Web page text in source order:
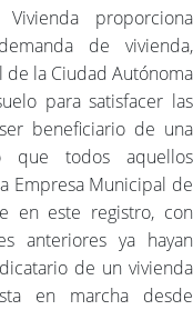
proporciona
de vivienda,
la Ciudad Autónoma
para satisfacer las
beneficiario de una
que todos aquellos
Empresa Municipal de
en este registro, con
anteriores ya hayan
de un vivienda
en marcha desde